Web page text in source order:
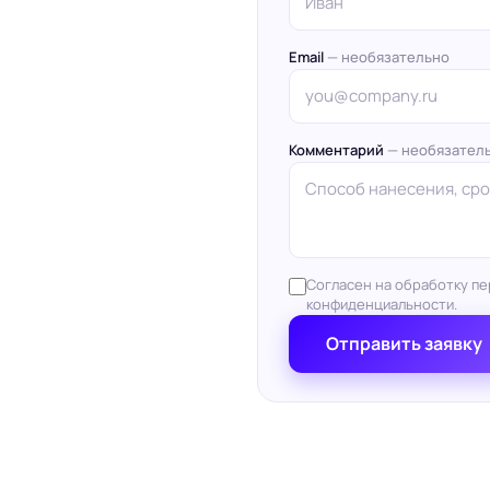
Email — необязательно
Комментарий —
Согласен на обработку
конфиденциальности.
Отправить заявку